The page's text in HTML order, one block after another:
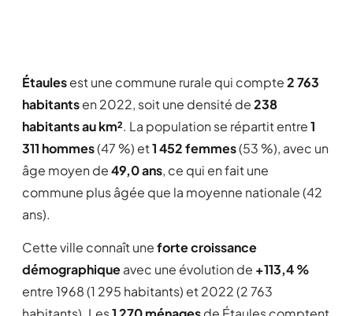
Étaulesest une commune rurale qui compte2 763
habitantsen 2022, soit une densité de238
habitants au km². La population se répartit entre1
311 hommes(47 %) et1 452 femmes(53 %), avec un
âge moyen de49,0 ans, ce qui en fait une
commune plus âgée que la moyenne nationale (42
ans).
Cette ville connaît uneforte croissance
démographiqueavec une évolution de +113,4 %
entre 1968 (1 295 habitants) et 2022 (2 763